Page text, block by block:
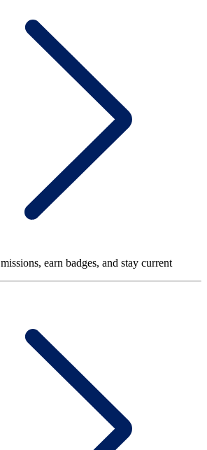
earn badges, and stay current